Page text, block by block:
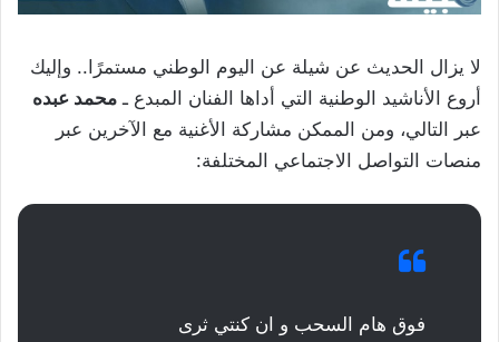
لا يزال الحديث عن شيلة عن اليوم الوطني مستمرًا.. وإليك
أروع الأناشيد الوطنية التي أداها الفنان المبدع ـ محمد عبده
عبر التالي، ومن الممكن مشاركة الأغنية مع الآخرين عبر
منصات التواصل الاجتماعي المختلفة:
فوق هام السحب و ان كنتي ثرى